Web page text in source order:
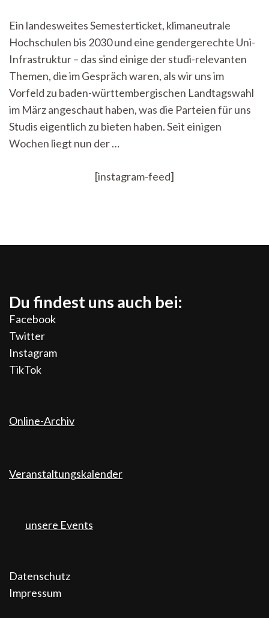
bei
der
Landtagswahl
2021:
Die
Bilanz
Ein landesweites Semesterticket, klimaneutrale
Hochschulen bis 2030 und eine gendergerechte Uni-
Infrastruktur – das sind einige der studi-relevanten
Themen, die im Gespräch waren, als wir uns im
Vorfeld zu baden-württembergischen Landtagswahl
im März angeschaut haben, was die Parteien für uns
Studis eigentlich zu bieten haben. Seit einigen
Wochen liegt nun der …
[instagram-feed]
Du findest uns auch bei:
Facebook
Twitter
Instagram
TikTok
Online-Archiv
Veranstaltungskalender
unsere Events
Datenschutz
Impressum